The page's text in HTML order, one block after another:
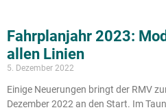
Fahrplanjahr 2023:
allen Linien
5. Dezember 2022
Einige Neuerungen bringt der RMV
Dezember 2022 an den Start. Im